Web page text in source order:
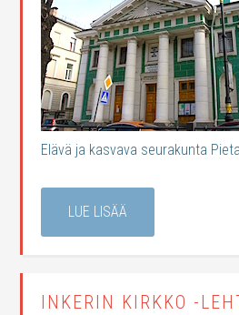
Elävä ja kasvava seurakunta
LUE LISÄÄ
INKERIN KIRKKO -